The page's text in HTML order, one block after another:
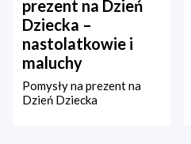
prezent na Dzień
Dziecka –
nastolatkowie i
maluchy
Pomysły na prezent na
Dzień Dziecka